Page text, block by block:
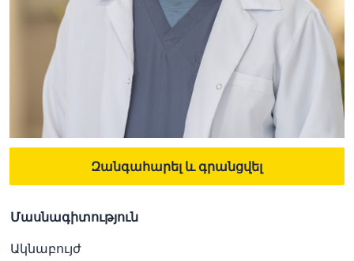
Զանգահարել և գրանցվել
Մասնագիտություն
Ակնաբույժ